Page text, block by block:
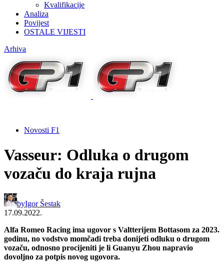
Kvalifikacije
Analiza
Povijest
OSTALE VIJESTI
Arhiva
Novosti F1
Vasseur: Odluka o drugom
vozaču do kraja rujna
byIgor Šestak
17.09.2022.
Alfa Romeo Racing ima ugovor s Valtterijem Bottasom za 2023.
godinu, no vodstvo momčadi treba donijeti odluku o drugom
vozaču, odnosno procijeniti je li Guanyu Zhou napravio
dovoljno za potpis novog ugovora.